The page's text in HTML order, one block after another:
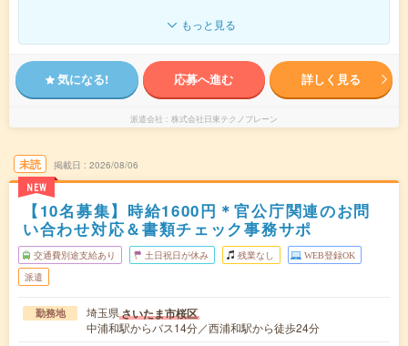
もっと見る
気になる! 応募へ進む 詳しく見る
派遣会社 株式会社日東テクノブレーン
未読
NEW
掲載日 2026/08/06
【10名募集】時給1600円＊官公庁関連のお問
い合わせ対応＆書類チェック事務サポ
交通費別途支給あり 土日祝日が休み 残業なし WEB登録OK
派遣
勤務地 埼玉県さいたま市桜区
中浦和駅からバス14分／西浦和駅から徒歩24分